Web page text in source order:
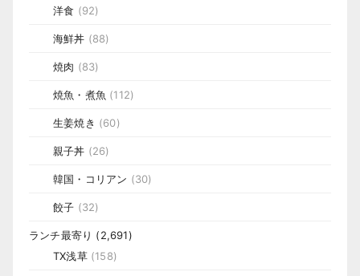
洋食 (92)
海鮮丼 (88)
焼肉 (83)
焼魚・煮魚 (112)
生姜焼き (60)
親子丼 (26)
韓国・コリアン (30)
餃子 (32)
ランチ最寄り (2,691)
TX浅草(158)